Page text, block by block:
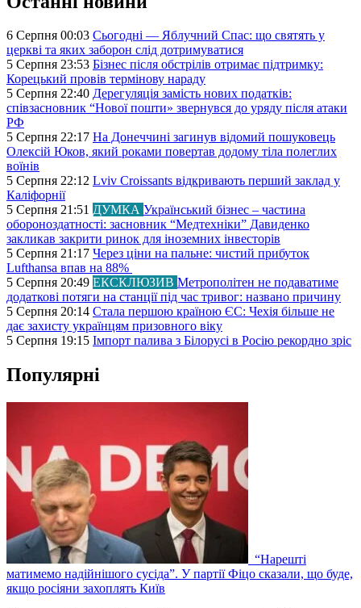
6 Серпня 00:03 Сьогодні — Яблучний Спас: що святять у
церкві та яких заборон слід дотримуватися
5 Серпня 23:53 Бізнес після обстрілів отримає підтримку:
Корецький провів термінову нараду
5 Серпня 22:40 Дерегуляція замість нових податків:
співзасновник “Нової пошти» звернувся до уряду після атаки
РФ
5 Серпня 22:17 На Донеччині загинув відомий пошуковець
Олексій Юков, який роками повертав додому тіла полеглих
воїнів
5 Серпня 22:12 Lviv Croissants відкривають перший заклад у
Каліфорнії
5 Серпня 21:51 ДУМКА Український бізнес – частина
обороноздатності: засновник “Медтехніки” Давиденко
закликав закрити ринок для іноземних інвесторів
5 Серпня 21:17 Через ціни на пальне: чистий прибуток
Lufthansa впав на 88%
5 Серпня 20:49 ЕКСКЛЮЗИВ Метрополітен не подаватиме
додаткові потяги на станції під час тривог: названо причину
5 Серпня 20:14 Стала першою країною ЄС: Чехія більше не
дає захисту українцям призовного віку
5 Серпня 19:15 Імпорт палива з Білорусі в Росію рекордно зріс
Популярні
“Нарешті
матимемо надійнішого сусіда”. У партії Фіцо сказали, що буде,
якщо росіяни захоплять Київ